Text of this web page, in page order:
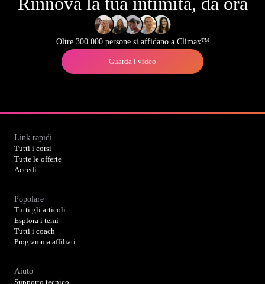
Oltre 300.000 persone si affidano a Climax™
Guarda i video
Link rapidi
Tutti i corsi
Tutte le offerte
Accedi
Popolare
Tutti gli articoli
Esplora i temi
Tutti i coach
Programma affiliati
Aiuto
Supporto tecnico